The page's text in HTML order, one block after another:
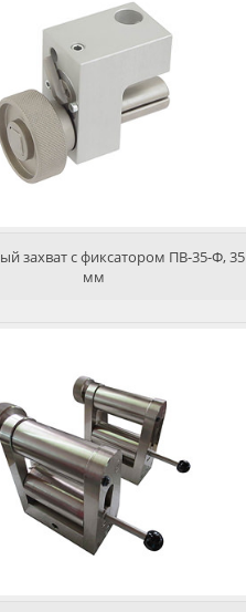
захват с фиксатором ПВ-35-Ф, 35
мм